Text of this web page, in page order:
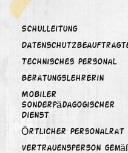
Schulleitung
Technisches Personal
Beratungslehrerin
Mobiler
Sonderpädagogischer
Dienst
Örtlicher Personalrat
Vertrauensperson